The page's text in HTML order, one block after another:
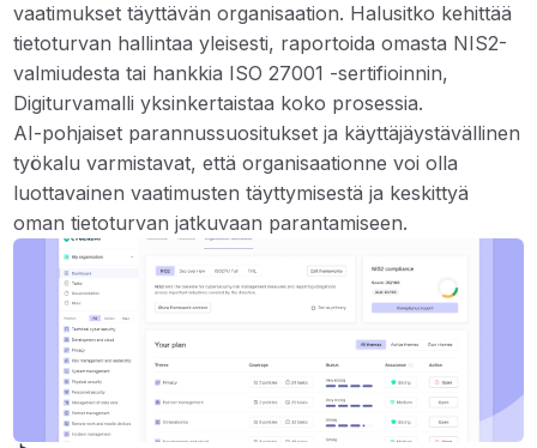
vaatimukset täyttävän organisaation. Halusitko kehittää
tietoturvan hallintaa yleisesti, raportoida omasta NIS2-
valmiudesta tai hankkia ISO 27001 -sertifioinnin,
Digiturvamalli yksinkertaistaa koko prosessia.
AI-pohjaiset parannussuositukset ja käyttäjäystävällinen
työkalu varmistavat, että organisaationne voi olla
luottavainen vaatimusten täyttymisestä ja keskittyä
oman tietoturvan jatkuvaan parantamiseen.